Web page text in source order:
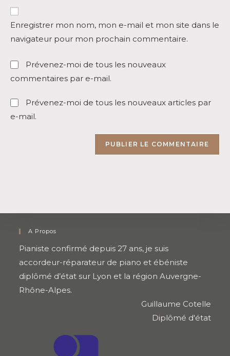
votre
site
(facultatif)
Enregistrer mon nom, mon e-mail et mon site dans le
navigateur pour mon prochain commentaire.
Prévenez-moi de tous les nouveaux
commentaires par e-mail.
Prévenez-moi de tous les nouveaux articles par
e-mail.
A Propos
Pianiste confirmé depuis 27 ans, je suis
accordeur-réparateur de piano et ébéniste
diplômé d’état sur Lyon et la région Auvergne-
Rhône-Alpes.
Guillaume Cotelle
Diplômé d'état